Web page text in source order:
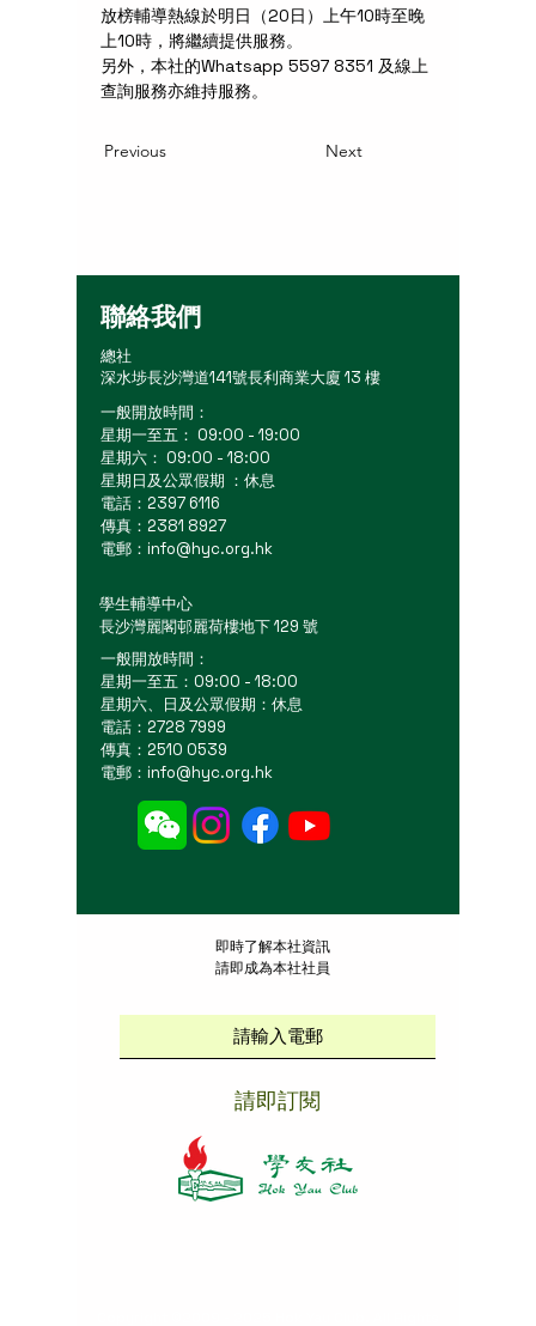
放榜輔導熱線於明日（20日）上午10時至晚
上10時，將繼續提供服務。
另外，本社的Whatsapp 5597 8351 及線上
查詢服務亦維持服務。
Previous Next
聯絡我們
總社
深水埗長沙灣道141號長利商業大廈 13 樓
一般開放時間：
星期一至五： 09:00 - 19:00
星期六： 09:00 - 18:00
星期日及公眾假期 ：休息
電話：2397 6116
傳真：2381 8927
電郵： info@hyc.org.hk
學生輔導中心
長沙灣麗閣邨麗荷樓地下 129 號
一般開放時間：
星期一至五：09:00 - 18:00
星期六、日及公眾假期：休息
電話：2728 7999
傳真：2510 0539
電郵： info@hyc.org.hk
​即時了解本社資訊
請即成為本社社員
請即訂閱